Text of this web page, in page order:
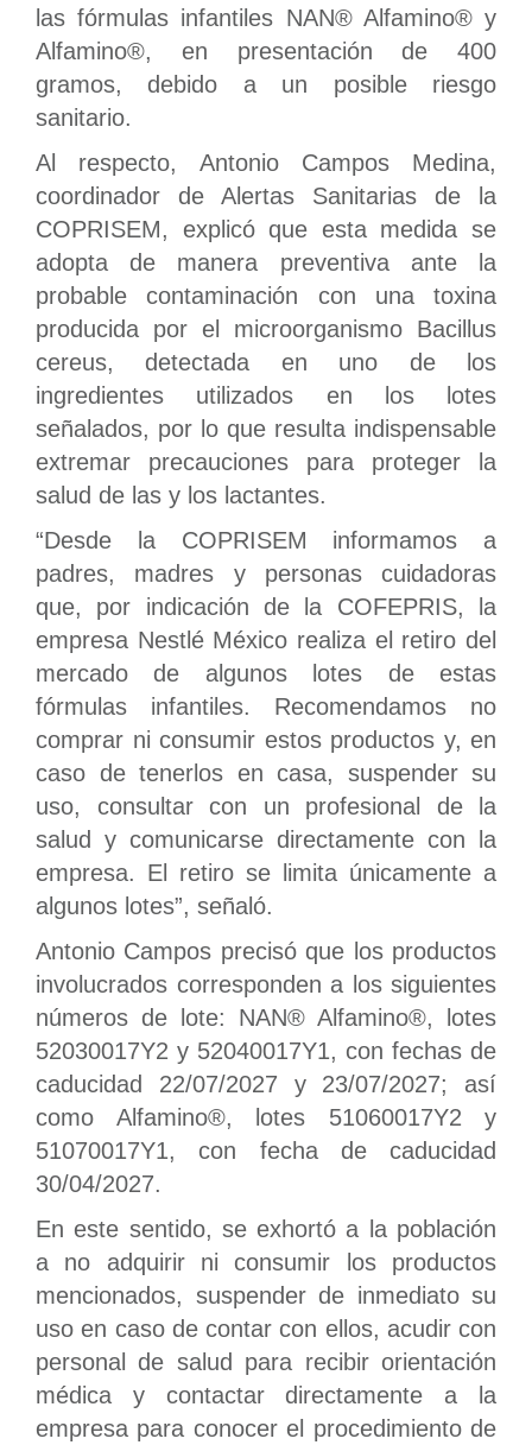
las fórmulas infantiles NAN® Alfamino® y
Alfamino®, en presentación de 400
gramos, debido a un posible riesgo
sanitario.
Al respecto, Antonio Campos Medina,
coordinador de Alertas Sanitarias de la
COPRISEM, explicó que esta medida se
adopta de manera preventiva ante la
probable contaminación con una toxina
producida por el microorganismo Bacillus
cereus, detectada en uno de los
ingredientes utilizados en los lotes
señalados, por lo que resulta indispensable
extremar precauciones para proteger la
salud de las y los lactantes.
“Desde la COPRISEM informamos a
padres, madres y personas cuidadoras
que, por indicación de la COFEPRIS, la
empresa Nestlé México realiza el retiro del
mercado de algunos lotes de estas
fórmulas infantiles. Recomendamos no
comprar ni consumir estos productos y, en
caso de tenerlos en casa, suspender su
uso, consultar con un profesional de la
salud y comunicarse directamente con la
empresa. El retiro se limita únicamente a
algunos lotes”, señaló.
Antonio Campos precisó que los productos
involucrados corresponden a los siguientes
números de lote: NAN® Alfamino®, lotes
52030017Y2 y 52040017Y1, con fechas de
caducidad 22/07/2027 y 23/07/2027; así
como Alfamino®, lotes 51060017Y2 y
51070017Y1, con fecha de caducidad
30/04/2027.
En este sentido, se exhortó a la población
a no adquirir ni consumir los productos
mencionados, suspender de inmediato su
uso en caso de contar con ellos, acudir con
personal de salud para recibir orientación
médica y contactar directamente a la
empresa para conocer el procedimiento de